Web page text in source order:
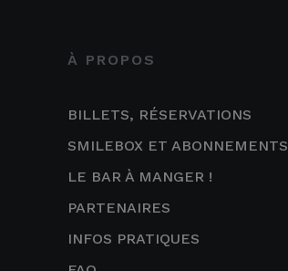
À PROPOS
BILLETS, RÉSERVATIONS
SMILEBOX ET ABONNEMENTS
LE BAR À MANGER !
PARTENAIRES
INFOS PRATIQUES